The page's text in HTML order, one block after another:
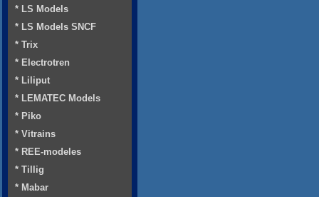
* LS Models
* LS Models SNCF
* Trix
* Electrotren
* Liliput
* LEMATEC Models
* Piko
* Vitrains
* REE-modeles
* Tillig
* Mabar